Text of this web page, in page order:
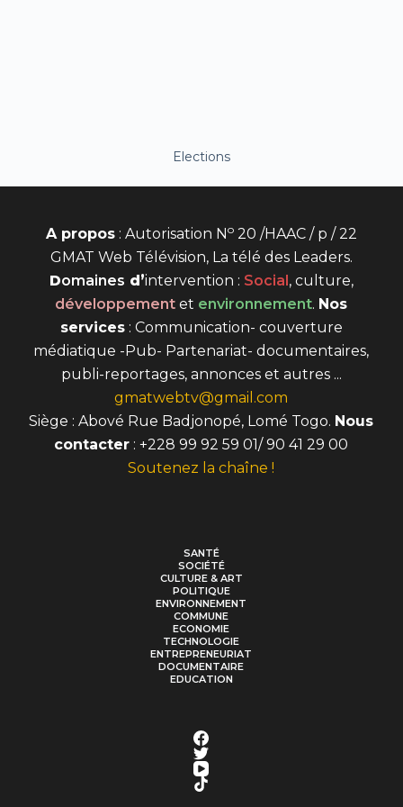
Elections
A propos: Autorisation N o20 /HAAC / p / 22
GMAT Web Télévision, La télé des Leaders.
Domaines d’intervention : Social , culture,
développement et environnement. Nos
services: Communication- couverture
médiatique -Pub- Partenariat- documentaires,
publi-reportages, annonces et autres ...
gmatwebtv@gmail.com
Siège : Abové Rue Badjonopé, Lomé Togo. Nous
contacter : +228 99 92 59 01/ 90 41 29 00
Soutenez la chaîne !
SANTÉ
SOCIÉTÉ
CULTURE & ART
POLITIQUE
ENVIRONNEMENT
COMMUNE
ECONOMIE
TECHNOLOGIE
ENTREPRENEURIAT
DOCUMENTAIRE
EDUCATION